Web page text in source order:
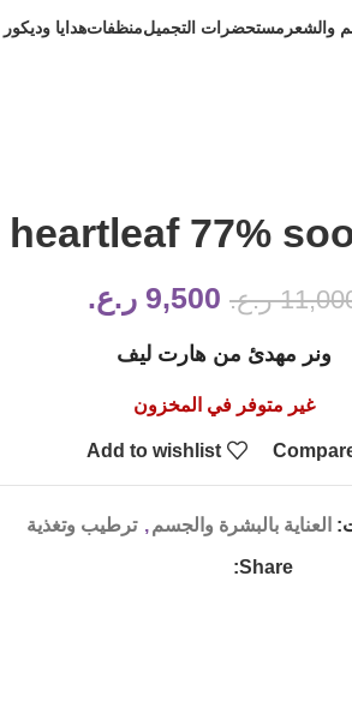
والشعر مستحضرات التجميلمنظفاتهدايا وديكور
heartleaf 77%
ر.ع. 9,500 ر.ع.
ونر مهدئ من هارت ليف
غير متوفر في المخزون
Add to wishlist
العناية بالبشرة والجسم , ترطيب وتغذية
Share: